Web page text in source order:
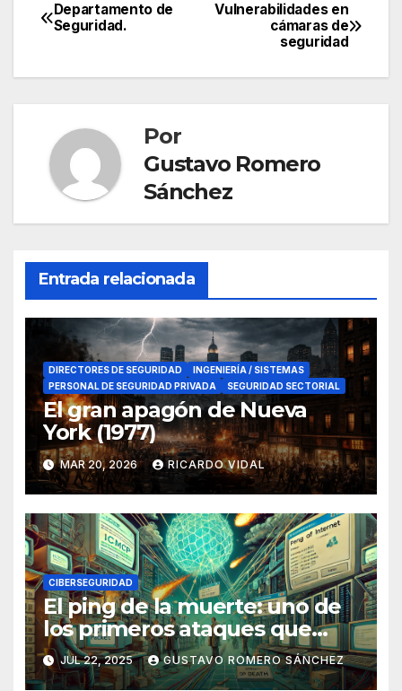
Navegación
Vulnerabilidades en
cámaras de
seguridad
Departamento de
Seguridad.
Por
Gustavo Romero
Sánchez
Entrada relacionada
DIRECTORES DE SEGURIDAD
INGENIERÍA / SISTEMAS
PERSONAL DE SEGURIDAD PRIVADA
SEGURIDAD SECTORIAL
El gran apagón de Nueva
York (1977)
MAR 20, 2026 RICARDO VIDAL
CIBERSEGURIDAD
El ping de la muerte: uno de
los primeros ataques que
sacudió Internet
JUL 22, 2025 GUSTAVO ROMERO SÁNCHEZ